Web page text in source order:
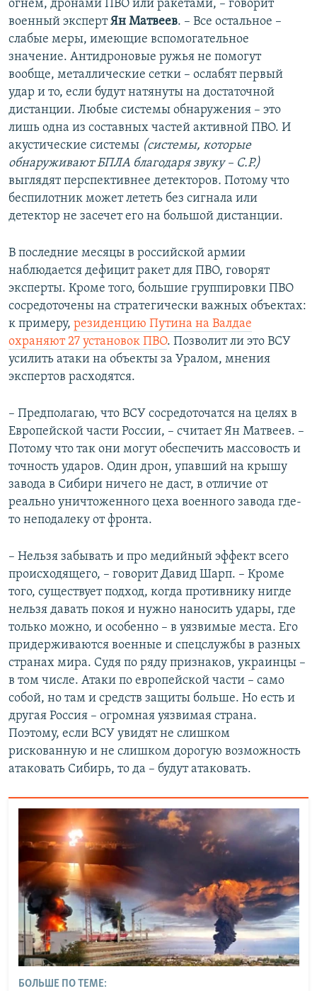
огнем, дронами ПВО или ракетами, – говорит
военный экспертЯн Матвеев. – Все остальное –
слабые меры, имеющие вспомогательное
значение. Антидроновые ружья не помогут
вообще, металлические сетки – ослабят первый
удар и то, если будут натянуты на достаточной
дистанции. Любые системы обнаружения – это
лишь одна из составных частей активной ПВО. И
акустические системы (системы, которые
обнаруживают БПЛА благодаря звуку – С.Р.)
выглядят перспективнее детекторов. Потому что
беспилотник может лететь без сигнала или
детектор не засечет его на большой дистанции.
В последние месяцы в российской армии
наблюдается дефицит ракет для ПВО, говорят
эксперты. Кроме того, большие группировки ПВО
сосредоточены на стратегически важных объектах:
к примеру, резиденцию Путина на Валдае
охраняют 27 установок ПВО. Позволит ли это ВСУ
усилить атаки на объекты за Уралом, мнения
экспертов расходятся.
– Предполагаю, что ВСУ сосредоточатся на целях в
Европейской части России, – считает Ян Матвеев. –
Потому что так они могут обеспечить массовость и
точность ударов. Один дрон, упавший на крышу
завода в Сибири ничего не даст, в отличие от
реально уничтоженного цеха военного завода где-
то неподалеку от фронта.
– Нельзя забывать и про медийный эффект всего
происходящего, – говорит Давид Шарп. – Кроме
того, существует подход, когда противнику нигде
нельзя давать покоя и нужно наносить удары, где
только можно, и особенно – в уязвимые места. Его
придерживаются военные и спецслужбы в разных
странах мира. Судя по ряду признаков, украинцы –
в том числе. Атаки по европейской части – само
собой, но там и средств защиты больше. Но есть и
другая Россия – огромная уязвимая страна.
Поэтому, если ВСУ увидят не слишком
рискованную и не слишком дорогую возможность
атаковать Сибирь, то да – будут атаковать.
БОЛЬШЕ ПО ТЕМЕ: